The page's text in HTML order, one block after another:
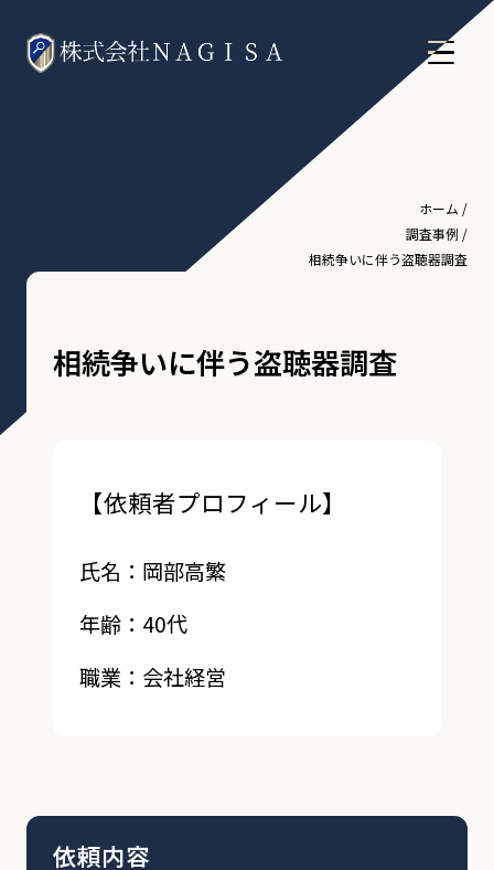
ホーム /
調査事例 /
相続争いに伴う盗聴器調査
相続争いに伴う盗聴器調査
【依頼者プロフィール】
氏名：岡部高繁
年齢：40代
職業：会社経営
依頼内容